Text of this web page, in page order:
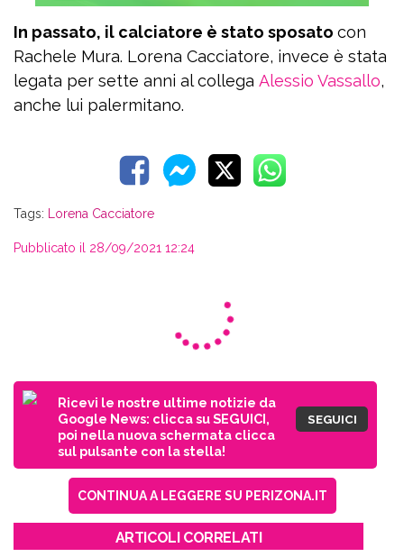
In passato, il calciatore è stato sposato con
Rachele Mura. Lorena Cacciatore, invece è stata
legata per sette anni al collega Alessio Vassallo,
anche lui palermitano.
Tags: Lorena Cacciatore
Pubblicato il 28/09/2021 12:24
Ricevi le nostre ultime notizie da
Google News: clicca su SEGUICI,
poi nella nuova schermata clicca
sul pulsante con la stella!
SEGUICI
CONTINUA A LEGGERE SU PERIZONA.IT
ARTICOLI CORRELATI